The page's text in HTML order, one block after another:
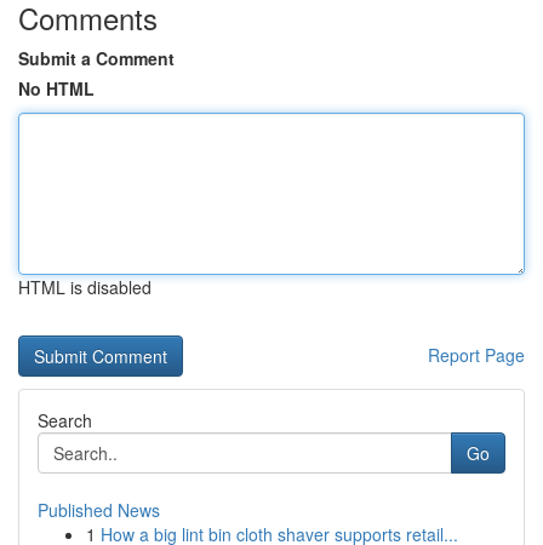
Comments
Submit a Comment
No HTML
HTML is disabled
Report Page
Search
Go
Published News
1 How a big lint bin cloth shaver supports retail...